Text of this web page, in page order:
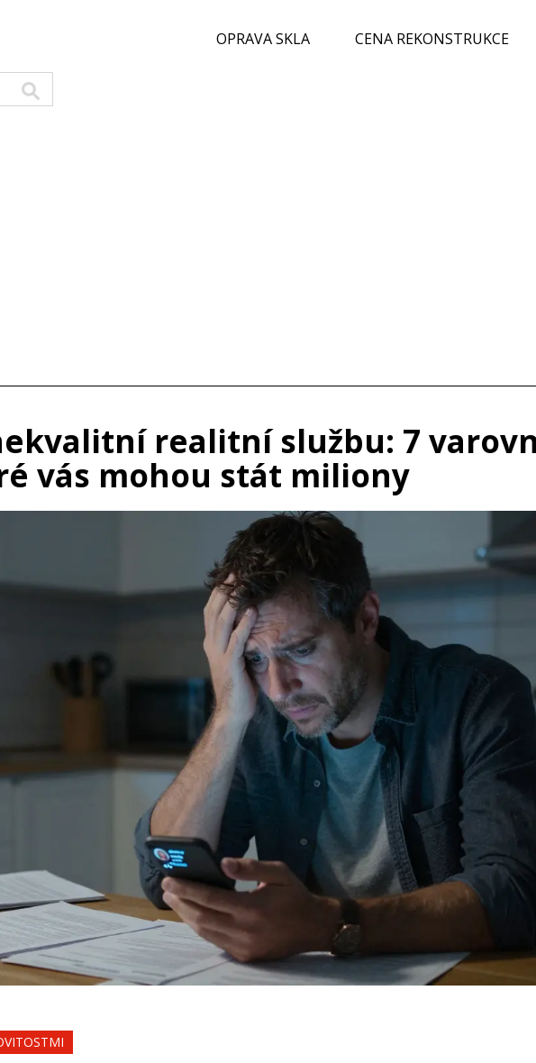
OPRAVA SKLA CENA REKONSTRUKCE
realitní službu: 7
vás mohou stát miliony